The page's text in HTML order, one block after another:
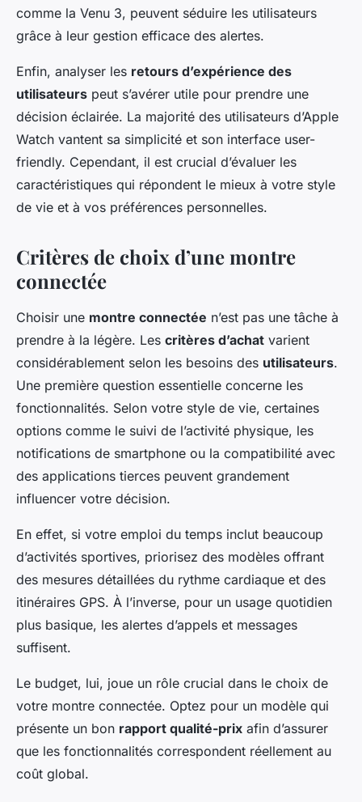
comme la Venu 3, peuvent séduire les utilisateurs
grâce à leur gestion efficace des alertes.
Enfin, analyser les retours d’expérience des
utilisateurs peut s’avérer utile pour prendre une
décision éclairée. La majorité des utilisateurs d’Apple
Watch vantent sa simplicité et son interface user-
friendly. Cependant, il est crucial d’évaluer les
caractéristiques qui répondent le mieux à votre style
de vie et à vos préférences personnelles.
Critères de choix d’une montre
connectée
Choisir une montre connectée n’est pas une tâche à
prendre à la légère. Les critères d’achat varient
considérablement selon les besoins des utilisateurs.
Une première question essentielle concerne les
fonctionnalités. Selon votre style de vie, certaines
options comme le suivi de l’activité physique, les
notifications de smartphone ou la compatibilité avec
des applications tierces peuvent grandement
influencer votre décision.
En effet, si votre emploi du temps inclut beaucoup
d’activités sportives, priorisez des modèles offrant
des mesures détaillées du rythme cardiaque et des
itinéraires GPS. À l’inverse, pour un usage quotidien
plus basique, les alertes d’appels et messages
suffisent.
Le budget, lui, joue un rôle crucial dans le choix de
votre montre connectée. Optez pour un modèle qui
présente un bon rapport qualité-prix afin d’assurer
que les fonctionnalités correspondent réellement au
coût global.